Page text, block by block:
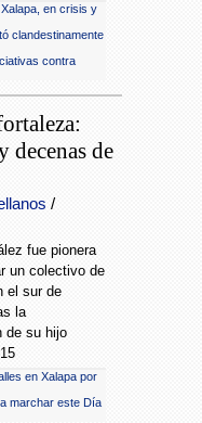
en crisis y
clandestinamente
contra
decenas de
/
fue pionera
un colectivo de
el sur de
la
de su hijo
en Xalapa por
marchar este Día